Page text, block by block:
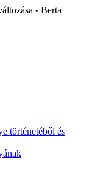
• Berta
történetéből és